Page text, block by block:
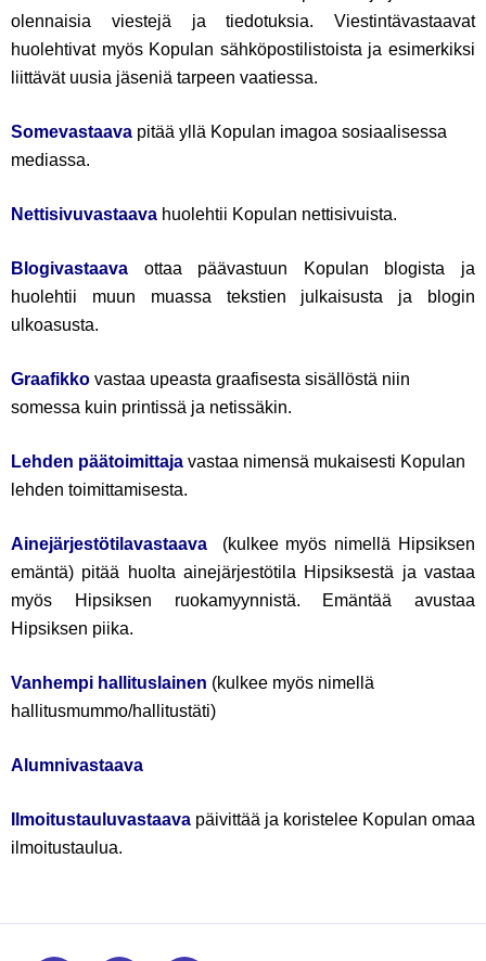
olennaisia viestejä ja tiedotuksia. Viestintävastaavat
huolehtivat myös Kopulan sähköpostilistoista ja esimerkiksi
liittävät uusia jäseniä tarpeen vaatiessa.
Somevastaava pitää yllä Kopulan imagoa sosiaalisessa
mediassa.
Nettisivuvastaava huolehtii Kopulan nettisivuista.
Blogivastaava ottaa päävastuun Kopulan blogista ja
huolehtii muun muassa tekstien julkaisusta ja blogin
ulkoasusta.
Graafikko vastaa upeasta graafisesta sisällöstä niin
somessa kuin printissä ja netissäkin.
Lehden päätoimittaja vastaa nimensä mukaisesti Kopulan
lehden toimittamisesta.
Ainejärjestötilavastaava (kulkee myös nimellä Hipsiksen
emäntä) pitää huolta ainejärjestötila Hipsiksestä ja vastaa
myös Hipsiksen ruokamyynnistä. Emäntää avustaa
Hipsiksen piika.
Vanhempi hallituslainen (kulkee myös nimellä
hallitusmummo/hallitustäti)
Alumnivastaava
Ilmoitustauluvastaava päivittää ja koristelee Kopulan omaa
ilmoitustaulua.